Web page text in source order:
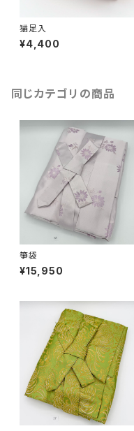
猫足入
¥4,400
同じカテゴリの商品
箏袋
¥15,950